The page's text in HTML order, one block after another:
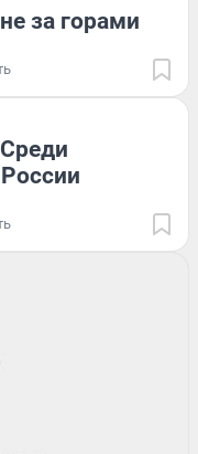
за горами